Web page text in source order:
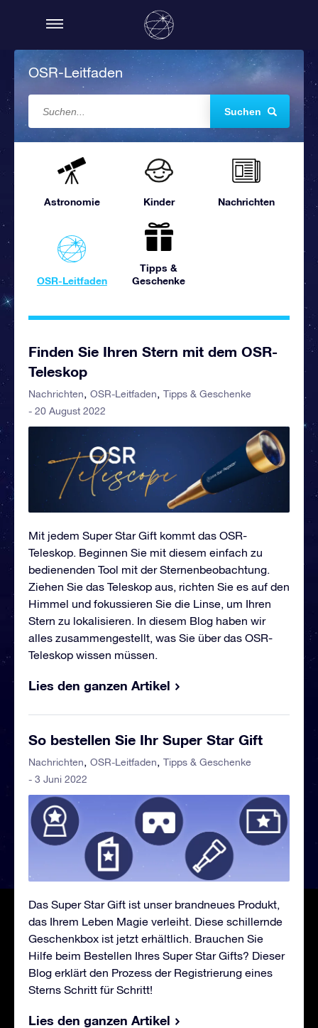
OSR-Leitfaden
Suchen
Astronomie Kinder Nachrichten
OSR-Leitfaden
Tipps &
Geschenke
Finden Sie Ihren Stern mit dem OSR-
Teleskop
Nachrichten OSR-Leitfaden
Tipps & Geschenke
- 20 August 2022
Mit jedem Super Star Gift kommt das OSR-
Teleskop. Beginnen Sie mit diesem einfach zu
bedienenden Tool mit der Sternenbeobachtung.
Ziehen Sie das Teleskop aus, richten Sie es auf den
Himmel und fokussieren Sie die Linse, um Ihren
Stern zu lokalisieren. In diesem Blog haben wir
alles zusammengestellt, was Sie über das OSR-
Teleskop wissen müssen.
Lies den ganzen Artikel
So bestellen Sie Ihr Super Star Gift
Nachrichten OSR-Leitfaden
Tipps & Geschenke
- 3 Juni 2022
Das Super Star Gift ist unser brandneues Produkt,
das Ihrem Leben Magie verleiht. Diese schillernde
Geschenkbox ist jetzt erhältlich. Brauchen Sie
Hilfe beim Bestellen Ihres Super Star Gifts? Dieser
Blog erklärt den Prozess der Registrierung eines
Sterns Schritt für Schritt!
Lies den ganzen Artikel